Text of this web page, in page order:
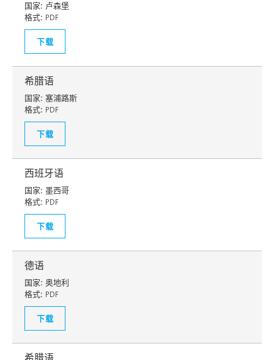
国家: 卢森堡
格式: PDF
下载
希腊语
国家: 塞浦路斯
格式: PDF
下载
西班牙语
国家: 墨西哥
格式: PDF
下载
德语
国家: 奥地利
格式: PDF
下载
希腊语